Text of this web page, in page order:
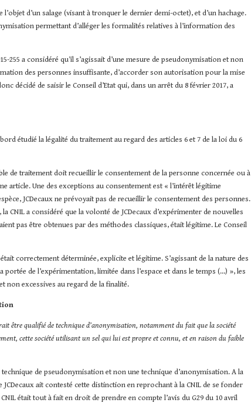
l’objet d’un salage (visant à tronquer le dernier demi-octet), et d’un hachage.
permettant d’alléger les formalités relatives à l’information des
255 a considéré qu’il s’agissait d’une mesure de pseudonymisation et non
des personnes insuffisante, d’accorder son autorisation pour la mise
décidé de saisir le Conseil d’Etat qui, dans un arrêt du 8 février 2017, a
étudié la légalité du traitement au regard des articles 6 et 7 de la loi du 6
de traitement doit recueillir le consentement de la personne concernée ou à
article. Une des exceptions au consentement est « l’intérêt légitime
JCDecaux ne prévoyait pas de recueillir le consentement des personnes.
CNIL a considéré que la volonté de JCDecaux d’expérimenter de nouvelles
pas être obtenues par des méthodes classiques, était légitime. Le Conseil
correctement déterminée, explicite et légitime. S’agissant de la nature des
portée de l’expérimentation, limitée dans l’espace et dans le temps (…) », les
non excessives au regard de la finalité.
être qualifié de technique d’anonymisation, notamment du fait que la société
cette société utilisant un sel qui lui est propre et connu, et en raison du faible
technique de pseudonymisation et non une technique d’anonymisation. A la
JCDecaux ait contesté cette distinction en reprochant à la CNIL de se fonder
était tout à fait en droit de prendre en compte l’avis du G29 du 10 avril